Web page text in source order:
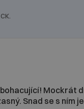
Mockrát
Snad se s ním